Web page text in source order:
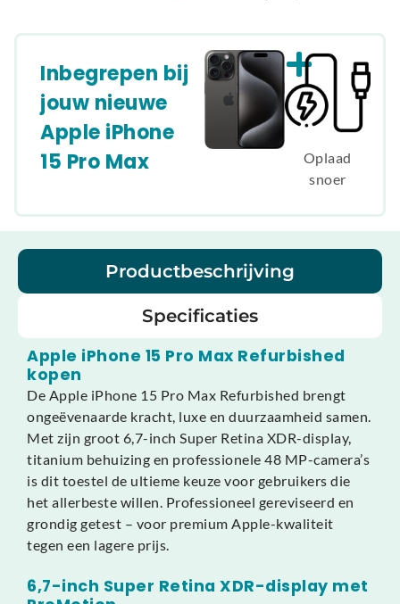
Inbegrepen bij
jouw nieuwe
Apple iPhone
15 Pro Max
Oplaad
snoer
Productbeschrijving
Specificaties
Apple iPhone 15 Pro Max Refurbished
kopen
De Apple iPhone 15 Pro Max Refurbished brengt
ongeëvenaarde kracht, luxe en duurzaamheid samen.
Met zijn groot 6,7-inch Super Retina XDR-display,
titanium behuizing en professionele 48 MP-camera’s
is dit toestel de ultieme keuze voor gebruikers die
het allerbeste willen. Professioneel gereviseerd en
grondig getest – voor premium Apple-kwaliteit
tegen een lagere prijs.
6,7-inch Super Retina XDR-display met